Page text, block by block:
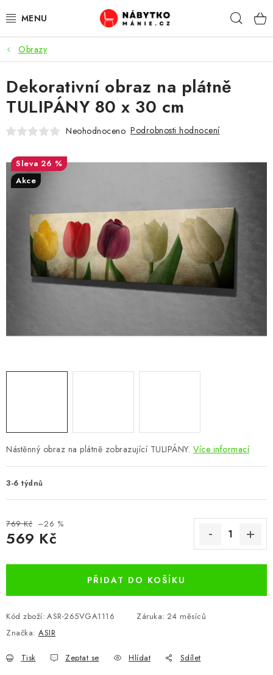
na
OBÝVACÍ POKOJ
KUCHYŇ A JÍDELNA
LOŽNICE
KANCELÁŘ / PRACOVNA
KOUPELNA A WC
PŘEDSÍŇ
CHOVATELSKÉ POTŘEBY
ZAHRADA
OSTATNÍ
VÝPRODEJ
Vše o nákupu Info
Reklamace a odstoupení od smlouvy
Kontakty
Obrazy
Nástěnný obraz na plátně zobrazující TULIPÁNY. Více informací
3-6 týdnů
769 Kč –26 %
569 Kč
PŘIDAT DO KOŠÍKU
Kód zboží: ASR-265VGA1116 Záruka: 24 měsíců
Značka: ASIR
Tisk Zeptat se Hlídat Sdílet
Dekorativní obraz na plátně
TULIPÁNY 80 x 30 cm
Neohodnoceno Podrobnosti hodnocení
26 %
Akce